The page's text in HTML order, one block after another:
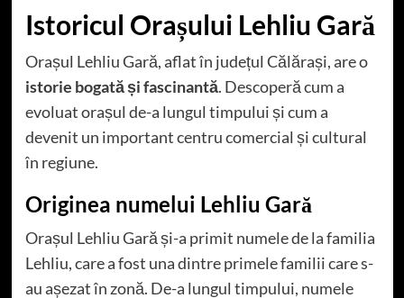
Istoricul Orașului Lehliu Gară
Orașul Lehliu Gară, aflat în județul Călărași, are o
istorie bogată și fascinantă. Descoperă cum a
evoluat orașul de-a lungul timpului și cum a
devenit un important centru comercial și cultural
în regiune.
Originea numelui Lehliu Gară
Orașul Lehliu Gară și-a primit numele de la familia
Lehliu, care a fost una dintre primele familii care s-
au așezat în zonă. De-a lungul timpului, numele